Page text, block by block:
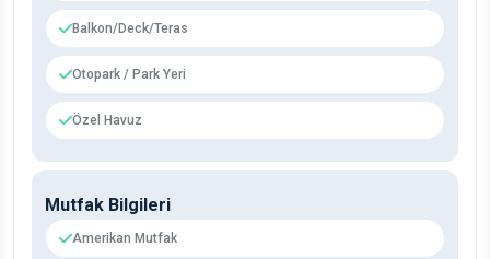
Balkon/Deck/Teras
Otopark / Park Yeri
Özel Havuz
Mutfak Bilgileri
Amerikan Mutfak